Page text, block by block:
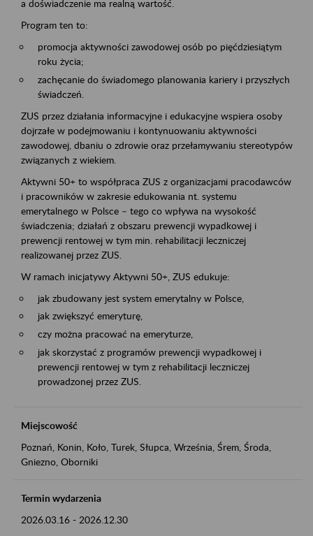
a doświadczenie ma realną wartość.
Program ten to:
promocja aktywności zawodowej osób po pięćdziesiątym
roku życia;
zachęcanie do świadomego planowania kariery i przyszłych
świadczeń.
ZUS przez działania informacyjne i edukacyjne wspiera osoby
dojrzałe w podejmowaniu i kontynuowaniu aktywności
zawodowej, dbaniu o zdrowie oraz przełamywaniu stereotypów
związanych z wiekiem.
Aktywni 50+ to współpraca ZUS z organizacjami pracodawców
i pracowników w zakresie edukowania nt. systemu
emerytalnego w Polsce – tego co wpływa na wysokość
świadczenia; działań z obszaru prewencji wypadkowej i
prewencji rentowej w tym min. rehabilitacji leczniczej
realizowanej przez ZUS.
W ramach inicjatywy Aktywni 50+, ZUS edukuje:
jak zbudowany jest system emerytalny w Polsce,
jak zwiększyć emeryturę,
czy można pracować na emeryturze,
jak skorzystać z programów prewencji wypadkowej i
prewencji rentowej w tym z rehabilitacji leczniczej
prowadzonej przez ZUS.
Miejscowość
Poznań, Konin, Koło, Turek, Słupca, Września, Śrem, Środa,
Gniezno, Oborniki
Termin wydarzenia
2026.03.16 - 2026.12.30